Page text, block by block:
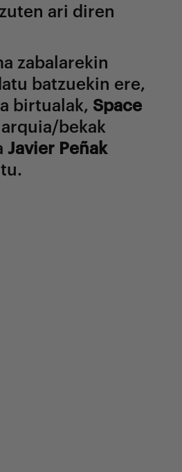
ari diren
zabalarekin
batzuekin ere,
birtualak, Space
bekak
Javier Peñak